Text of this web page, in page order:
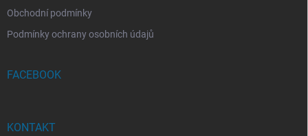
Obchodní podmínky
Podmínky ochrany osobních údajů
FACEBOOK
KONTAKT